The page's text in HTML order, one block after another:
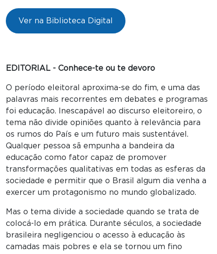
Ver na Biblioteca Digital
EDITORIAL - Conhece-te ou te devoro
O período eleitoral aproxima-se do fim, e uma das
palavras mais recorrentes em debates e programas
foi educação. Inescapável ao discurso eleitoreiro, o
tema não divide opiniões quanto à relevância para
os rumos do País e um futuro mais sustentável.
Qualquer pessoa sã empunha a bandeira da
educação como fator capaz de promover
transformações qualitativas em todas as esferas da
sociedade e permitir que o Brasil algum dia venha a
exercer um protagonismo no mundo globalizado.
Mas o tema divide a sociedade quando se trata de
colocá-lo em prática. Durante séculos, a sociedade
brasileira negligenciou o acesso à educação às
camadas mais pobres e ela se tornou um fino